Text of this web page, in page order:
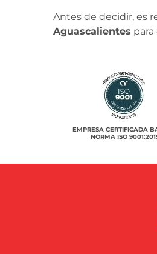
Antes de decidir, es
Aguascalientes
EMPRESA CERTIFICADA
NORMA ISO